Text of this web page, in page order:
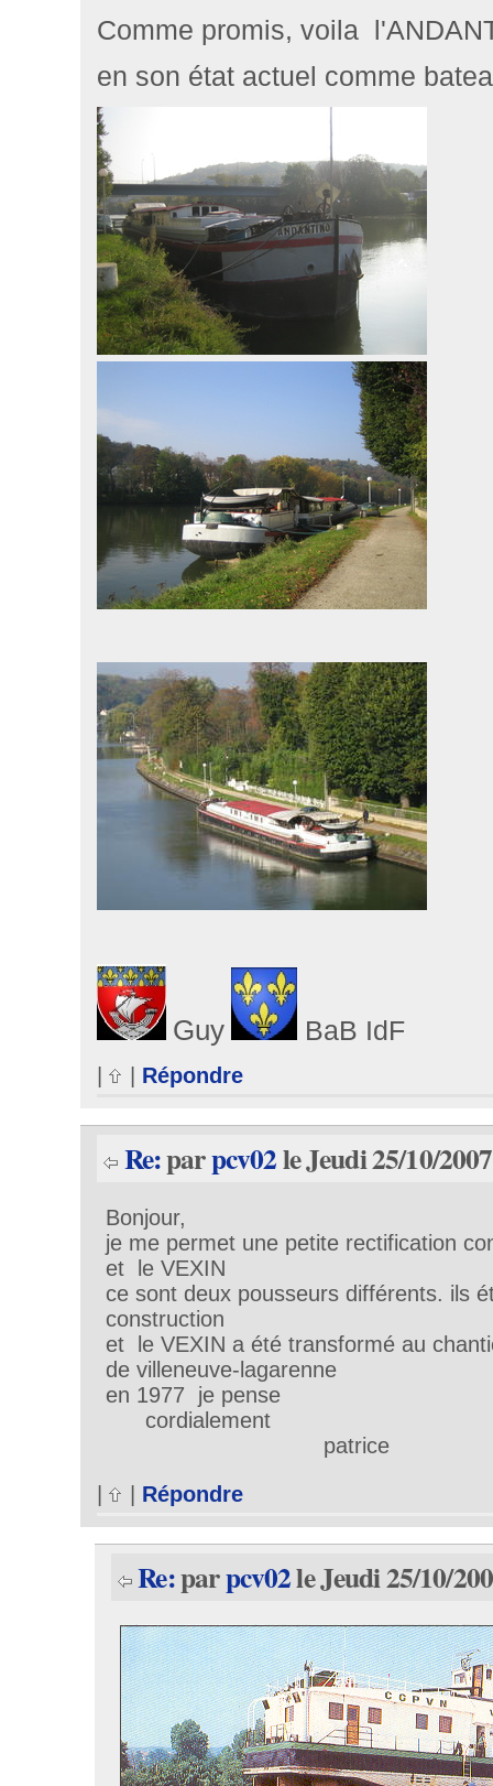
Comme promis, voila
en son état actuel comme
Guy BaB IdF
| Répondre
Re:parpcv02le Jeudi 25/10/
Bonjour,
je me permet une petite rectification
et le VEXIN
ce sont deux pousseurs différents. ils
construction
et le VEXIN a été transformé au
de villeneuve-lagarenne
en 1977 je pense
cordialement
patrice
| Répondre
Re:parpcv02le Jeudi 25/10/